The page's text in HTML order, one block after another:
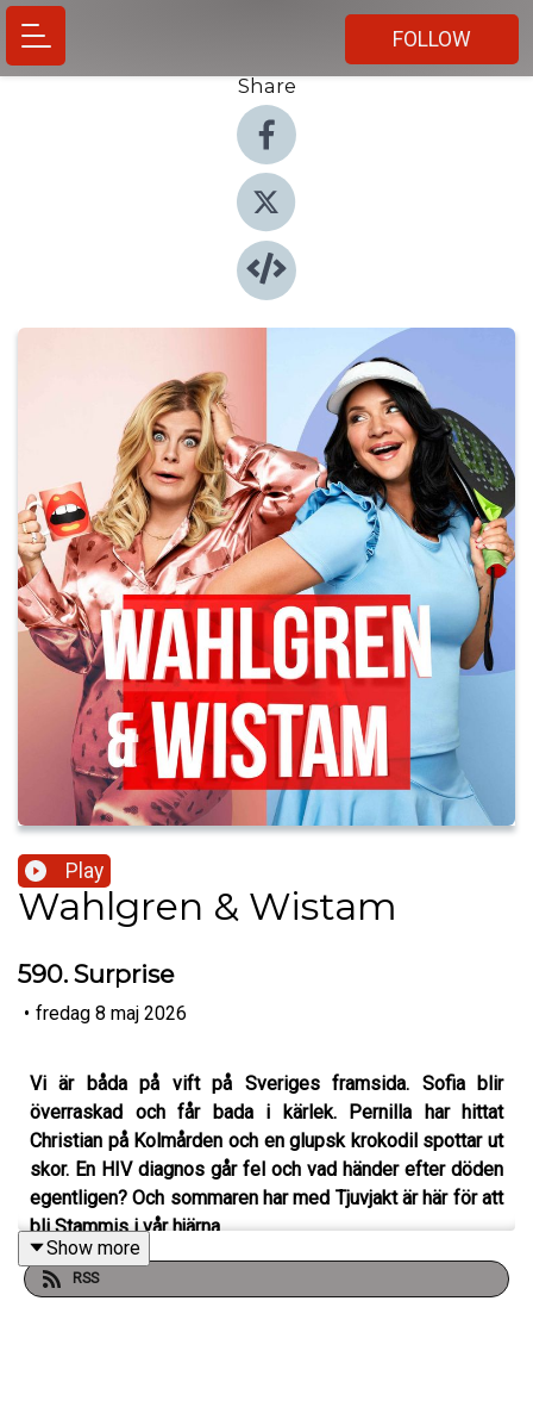
FOLLOW
Share
Play
Wahlgren & Wistam
590. Surprise
• fredag 8 maj 2026
Vi är båda på vift på Sveriges framsida. Sofia blir
överraskad och får bada i kärlek. Pernilla har hittat
Christian på Kolmården och en glupsk krokodil spottar ut
skor. En HIV diagnos går fel och vad händer efter döden
egentligen? Och sommaren har med Tjuvjakt är här för att
bli Stammis i vår hjärna.
Show more
RSS